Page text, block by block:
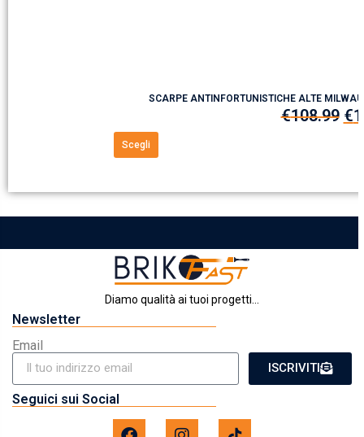
SCARPE ANTINFORTUNISTICHE ALTE
€108.99 €
Scegli
Diamo qualità ai tuoi progetti...
Newsletter
Email
ISCRIVITI
Seguici sui Social